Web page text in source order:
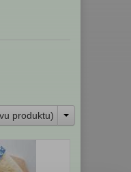
produktu)